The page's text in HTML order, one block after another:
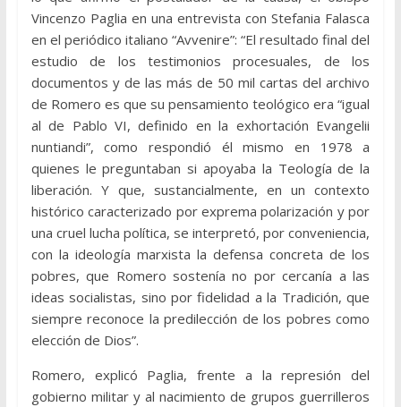
Vincenzo Paglia en una entrevista con Stefania Falasca
en el periódico italiano “Avvenire”: “El resultado final del
estudio de los testimonios procesuales, de los
documentos y de las más de 50 mil cartas del archivo
de Romero es que su pensamiento teológico era “igual
al de Pablo VI, definido en la exhortación Evangelii
nuntiandi”, como respondió él mismo en 1978 a
quienes le preguntaban si apoyaba la Teología de la
liberación. Y que, sustancialmente, en un contexto
histórico caracterizado por exprema polarización y por
una cruel lucha política, se interpretó, por conveniencia,
con la ideología marxista la defensa concreta de los
pobres, que Romero sostenía no por cercanía a las
ideas socialistas, sino por fidelidad a la Tradición, que
siempre reconoce la predilección de los pobres como
elección de Dios”.
Romero, explicó Paglia, frente a la represión del
gobierno militar y al nacimiento de grupos guerrilleros